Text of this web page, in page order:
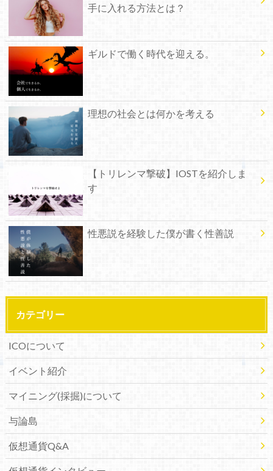
手に入れる方法とは？
ギルドで働く時代を迎える。
理想の社会とは何かを考える
【トリレンマ撃破】IOSTを紹介しま
す
性悪説を経験した僕が書く性善説
カテゴリー
ICOについて
イベント紹介
マイニング(採掘)について
与論島
仮想通貨Q&A